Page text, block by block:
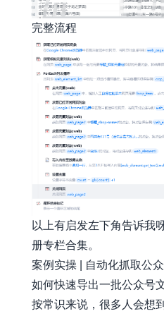
完整流程
以上有启发左下角告诉我
册专栏合集。
案例实操 | 自动化抓取公
如何快速导出一批公众号
按常识来说，很多人会想